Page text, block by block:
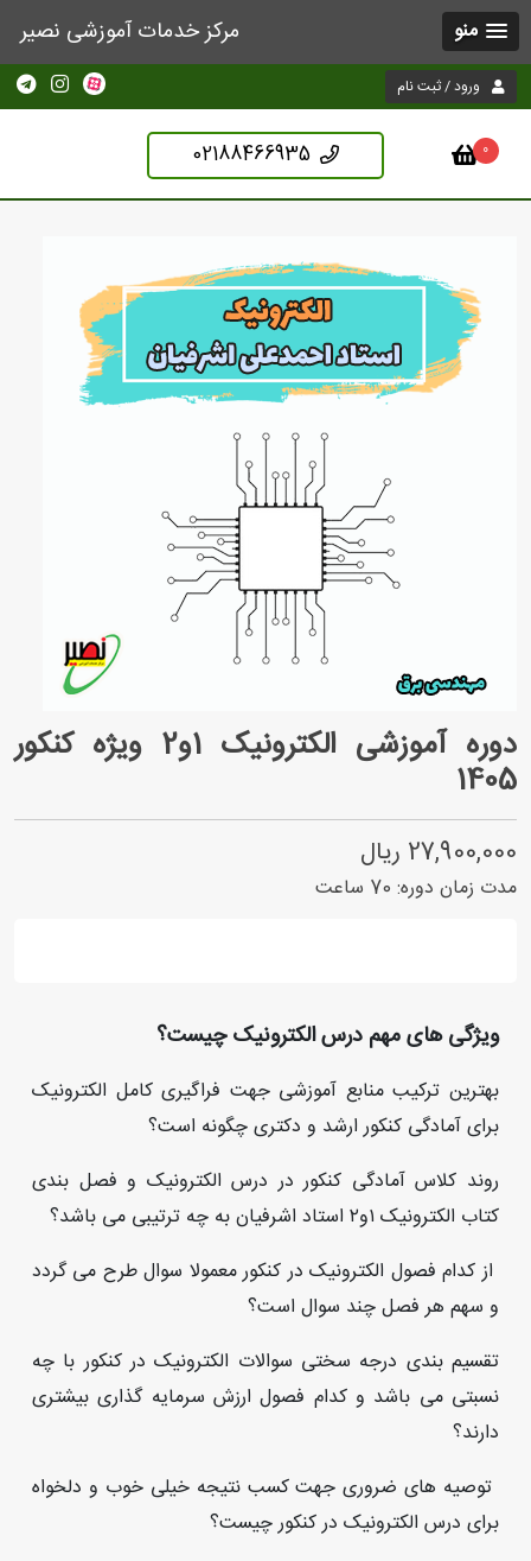
مرکز خدمات آموزشی نصیر منو
ورود / ثبت نام
0
02188466935
دوره آموزشی الکترونیک 1و2 ویژه کنکور
1405
27,900,000 ریال
مدت زمان دوره: 70 ساعت
ویژگی های مهم درس الکترونیک چیست؟
بهترین ترکیب منابع آموزشی جهت فراگیری کامل الکترونیک
برای آمادگی کنکور ارشد و دکتری چگونه است؟
روند کلاس آمادگی کنکور در درس الکترونیک و فصل بندی
کتاب الکترونیک ١و٢ استاد اشرفیان به چه ترتیبی می باشد؟
️ از کدام فصول الکترونیک در کنکور معمولا سوال طرح می گردد
و سهم هر فصل چند سوال است؟
تقسیم بندی درجه سختی سوالات الکترونیک در کنکور با چه
نسبتی می باشد و کدام فصول ارزش سرمایه گذاری بیشتری
دارند؟
️ توصیه های ضروری جهت کسب نتیجه خیلی خوب و دلخواه
برای درس الکترونیک در کنکور چیست؟